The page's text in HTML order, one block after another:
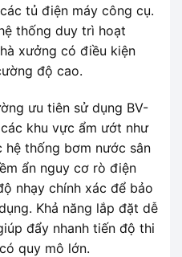
tủ điện máy công cụ.
thống duy trì hoạt
xưởng có điều kiện
độ cao.
ưu tiên sử dụng BV-
khu vực ẩm ướt như
hệ thống bơm nước sân
ẩn nguy cơ rò điện
nhạy chính xác để bảo
Khả năng lắp đặt dễ
đẩy nhanh tiến độ thi
quy mô lớn.